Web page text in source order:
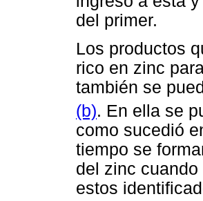
del primer.
Los productos
rico en zinc
también se
(b). En ella se
como sucedió
tiempo se
del zinc
estos